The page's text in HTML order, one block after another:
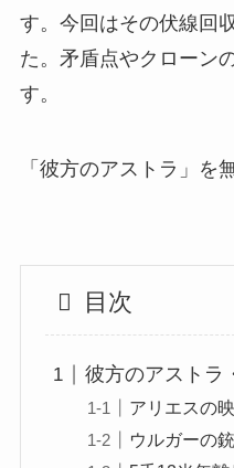
す。今回はその伏線回
た。矛盾点やクローン
す。
「彼方のアストラ」を
目次
彼方のアストラ
アリエスの
ウルガーの